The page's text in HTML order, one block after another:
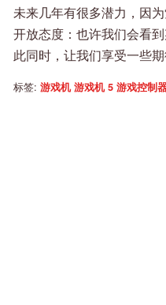
未来几年有很多潜力，因
开放态度：也许我们会看
此同时，让我们享受一些
标签: 游戏机 游戏机 5 游戏控制